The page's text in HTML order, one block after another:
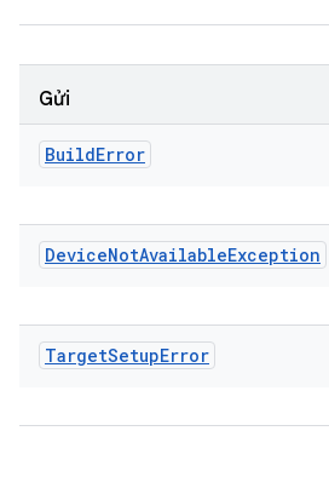
Gửi
BuildError
DeviceNotAvailableException
TargetSetupError